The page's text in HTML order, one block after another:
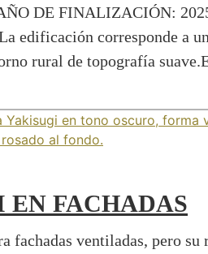
DE FINALIZACIÓN:
edificación corresponde
rural de topografía
EN FACHADAS
ventiladas, pero